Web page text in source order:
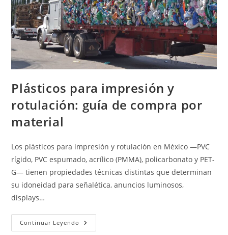
Plásticos para impresión y
rotulación: guía de compra por
material
Los plásticos para impresión y rotulación en México —PVC
rígido, PVC espumado, acrílico (PMMA), policarbonato y PET-
G— tienen propiedades técnicas distintas que determinan
su idoneidad para señalética, anuncios luminosos,
displays…
Continuar Leyendo Plásticos
Para